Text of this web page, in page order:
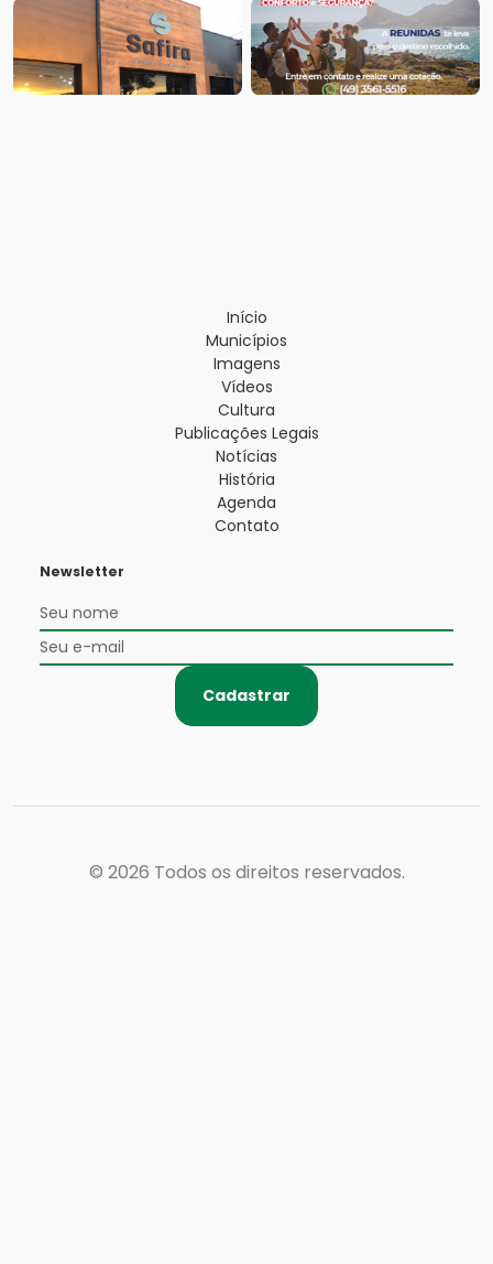
Início
Municípios
Imagens
Vídeos
Cultura
Publicações Legais
Notícias
História
Agenda
Contato
Newsletter
Cadastrar
© 2026 Todos os direitos reservados.